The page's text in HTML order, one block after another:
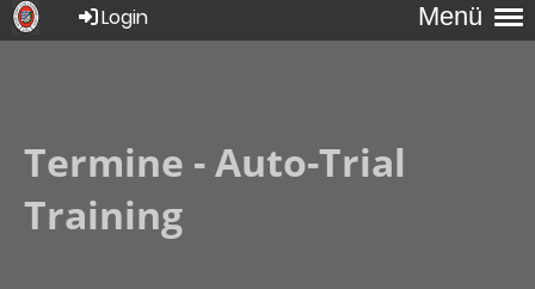
Menü
Login
Termine - Auto-Trial
Training